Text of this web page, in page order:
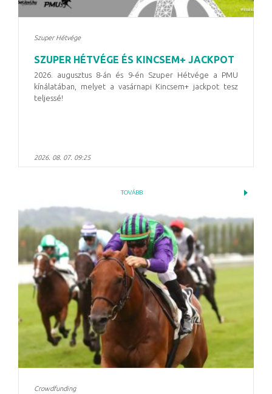
Szuper Hétvége
SZUPER HÉTVÉGE ÉS KINCSEM+ JACKPOT
2026. augusztus 8-án és 9-én Szuper Hétvége a PMU
kínálatában, melyet a vasárnapi Kincsem+ jackpot tesz
teljessé!
2026. 08. 07. 09:25
TOVÁBB
Crowdfunding